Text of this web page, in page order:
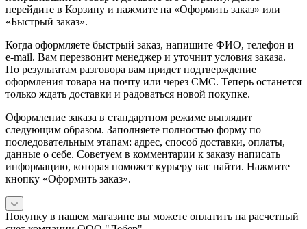
перейдите в Корзину и нажмите на «Оформить заказ» или
«Быстрый заказ».
Когда оформляете быстрый заказ, напишите ФИО, телефон и
e-mail. Вам перезвонит менеджер и уточнит условия заказа.
По результатам разговора вам придет подтверждение
оформления товара на почту или через СМС. Теперь останется
только ждать доставки и радоваться новой покупке.
Оформление заказа в стандартном режиме выглядит
следующим образом. Заполняете полностью форму по
последовательным этапам: адрес, способ доставки, оплаты,
данные о себе. Советуем в комментарии к заказу написать
информацию, которая поможет курьеру вас найти. Нажмите
кнопку «Оформить заказ».
Покупку в нашем магазине вы можете оплатить на расчетный